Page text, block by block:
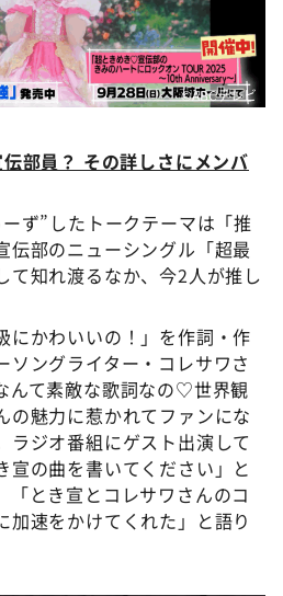
©ABCテレビ
部員？ その詳しさにメンバ
ず”したトークテーマは「推
部のニューシングル「超最
て知れ渡るなか、今2人が推し
にかわいいの！」を作詞・作
ソングライター・コレサワさ
んて素敵な歌詞なの♡世界観
魅力に惹かれてファンにな
ラジオ番組にゲスト出演して
宣の曲を書いてください」と
「とき宣とコレサワさんのコ
加速をかけてくれた」と語り